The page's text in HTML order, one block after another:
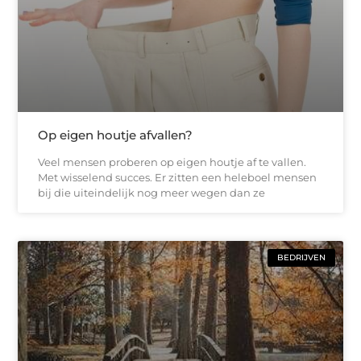
Op eigen houtje afvallen?
Veel mensen proberen op eigen houtje af te vallen.
Met wisselend succes. Er zitten een heleboel mensen
bij die uiteindelijk nog meer wegen dan ze
BEDRIJVEN